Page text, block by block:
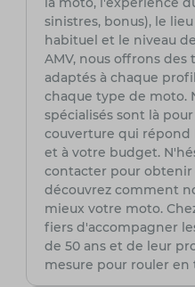
sinistres, bonus), le
habituel et le niveau
AMV, nous offrons
adaptés à chaque
chaque type de moto.
spécialisés sont là
couverture qui répond
et à votre budget.
contacter pour obtenir
découvrez comment
mieux votre moto.
fiers d'accompagner
de 50 ans et de leur
mesure pour rouler en